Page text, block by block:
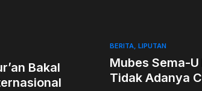
Bakal
BERITA LIPUTAN
Mubes Sema-
Tidak Adanya